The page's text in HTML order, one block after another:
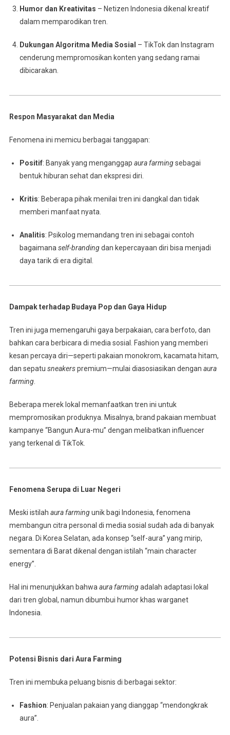
Humor dan Kreativitas – Netizen Indonesia dikenal kreatif
dalam memparodikan tren.
Dukungan Algoritma Media Sosial – TikTok dan Instagram
cenderung mempromosikan konten yang sedang ramai
dibicarakan.
Respon Masyarakat dan Media
Fenomena ini memicu berbagai tanggapan:
Positif: Banyak yang menganggap aura farmingsebagai
bentuk hiburan sehat dan ekspresi diri.
Kritis: Beberapa pihak menilai tren ini dangkal dan tidak
memberi manfaat nyata.
Analitis: Psikolog memandang tren ini sebagai contoh
bagaimana self-brandingdan kepercayaan diri bisa menjadi
daya tarik di era digital.
Dampak terhadap Budaya Pop dan Gaya Hidup
Tren ini juga memengaruhi gaya berpakaian, cara berfoto, dan
bahkan cara berbicara di media sosial. Fashion yang memberi
kesan percaya diri—seperti pakaian monokrom, kacamata hitam,
dan sepatu sneakerspremium—mulai diasosiasikan dengan aura
farming.
Beberapa merek lokal memanfaatkan tren ini untuk
mempromosikan produknya. Misalnya, brand pakaian membuat
kampanye “Bangun Aura-mu” dengan melibatkan influencer
yang terkenal di TikTok.
Fenomena Serupa di Luar Negeri
Meski istilah aura farmingunik bagi Indonesia, fenomena
membangun citra personal di media sosial sudah ada di banyak
negara. Di Korea Selatan, ada konsep “self-aura” yang mirip,
sementara di Barat dikenal dengan istilah “main character
energy”.
Hal ini menunjukkan bahwa aura farmingadalah adaptasi lokal
dari tren global, namun dibumbui humor khas warganet
Indonesia.
Potensi Bisnis dari Aura Farming
Tren ini membuka peluang bisnis di berbagai sektor:
Fashion: Penjualan pakaian yang dianggap “mendongkrak
aura”.